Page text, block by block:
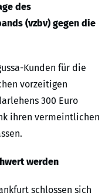
des
(vzbv) gegen die
Kunden für die
vorzeitigen
300 Euro
ihren vermeintlichen
werden
schlossen sich